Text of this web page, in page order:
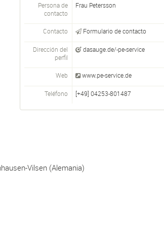
Persona de
contacto
Frau Petersson
Contacto Formulario de contacto
Dirección del
perfil
dasauge.de/-pe-service
Web www.pe-service.de
Teléfono [+49] 04253-801487
Vilsen (Alemania)